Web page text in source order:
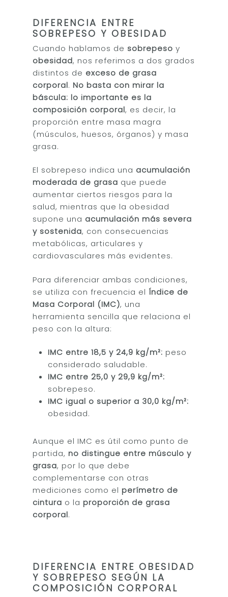
DIFERENCIA ENTRE
SOBREPESO Y OBESIDAD
Cuando hablamos desobrepeso y
obesidad, nos referimos a dos grados
distintos de exceso de grasa
corporal. No basta con mirar la
báscula: lo importante es la
composición corporal, es decir, la
proporción entre masa magra
(músculos, huesos, órganos) y masa
grasa.
El sobrepeso indica una acumulación
moderada de grasa que puede
aumentar ciertos riesgos para la
salud, mientras que la obesidad
supone una acumulación más severa
y sostenida, con consecuencias
metabólicas, articulares y
cardiovasculares más evidentes.
Para diferenciar ambas condiciones,
se utiliza con frecuencia el Índice de
Masa Corporal (IMC), una
herramienta sencilla que relaciona el
peso con la altura:
IMC entre 18,5 y 24,9 kg/m²: peso
considerado saludable.
IMC entre 25,0 y 29,9 kg/m²:
sobrepeso.
IMC igual o superior a 30,0 kg/m²:
obesidad.
Aunque el IMC es útil como punto de
partida, no distingue entre músculo y
grasa, por lo que debe
complementarse con otras
mediciones como el perímetro de
cintura o la proporción de grasa
corporal.
DIFERENCIA ENTRE OBESIDAD
Y SOBREPESO SEGÚN LA
COMPOSICIÓN CORPORAL